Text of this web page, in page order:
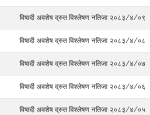
विषादी अवशेष द्रुत विश्लेषण नतिजा २०८३/४/०९
विषादी अवशेष द्रुत विश्लेषण नतिजा २०८३/४/०८
विषादी अवशेष द्रुत विश्लेषण नतिजा २०८३/४/०७
विषादी अवशेष द्रुत विश्लेषण नतिजा २०८३/४/०६
विषादी अवशेष द्रुत विश्लेषण नतिजा २०८३/४/०५